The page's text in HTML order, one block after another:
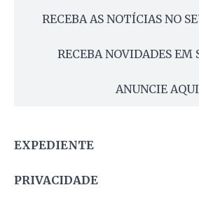
RECEBA AS NOTÍCIAS NO
RECEBA NOVIDADES EM
ANUNCIE AQUI
EXPEDIENTE
PRIVACIDADE